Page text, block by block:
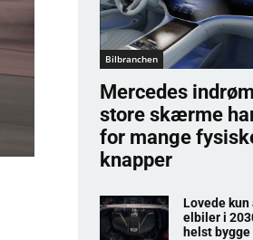
Bilbranchen
Mercedes
store skærme
for mange
knapper
Lovede
elbiler i
helst